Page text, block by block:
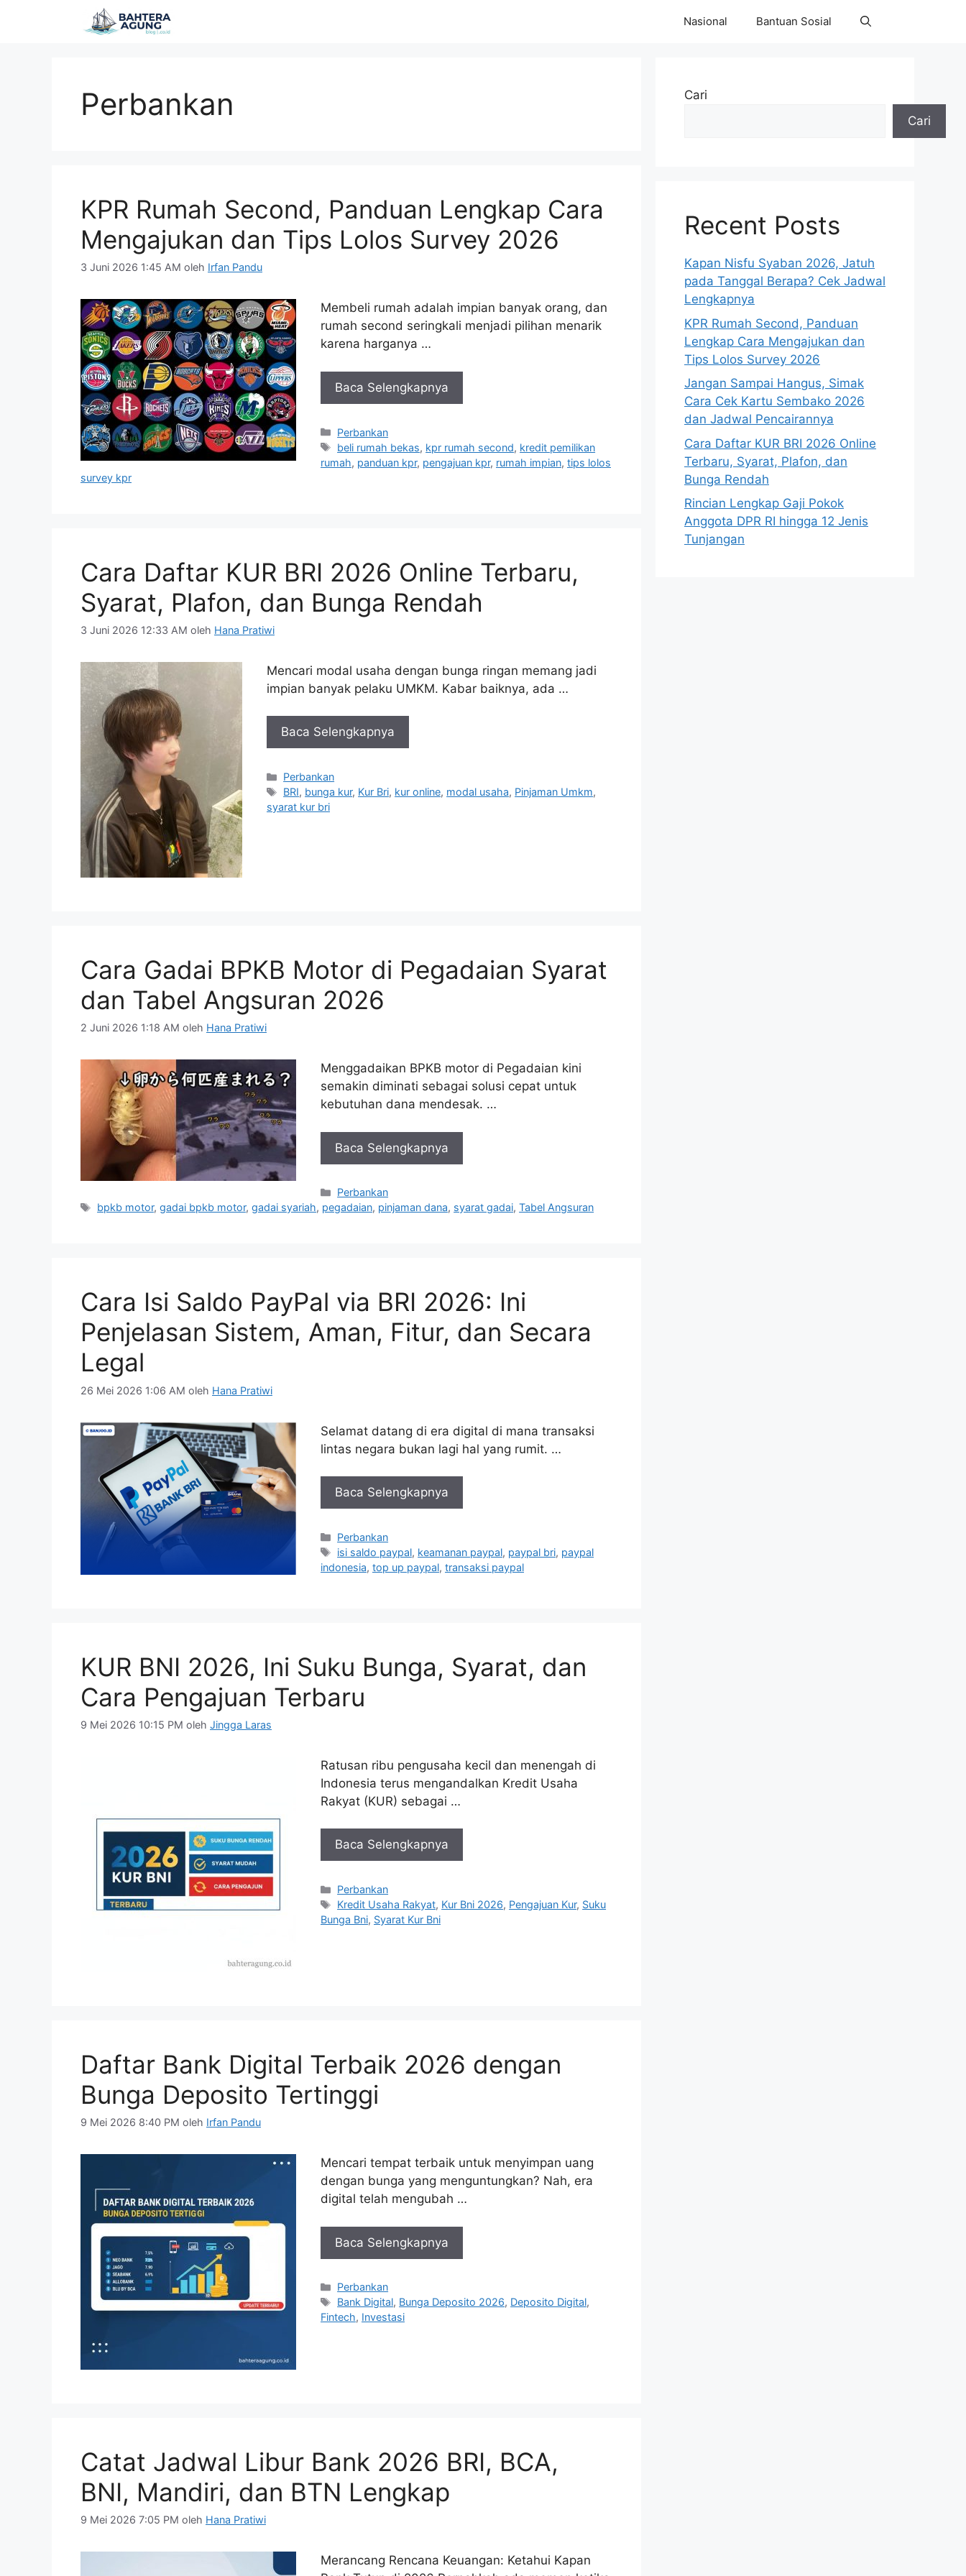
Nasional Bantuan Sosial
Perbankan
KPR Rumah Second, Panduan Lengkap Cara
Mengajukan dan Tips Lolos Survey 2026
3 Juni 2026 1:45 AM oleh Irfan Pandu
Membeli rumah adalah impian banyak orang, dan
rumah second seringkali menjadi pilihan menarik
karena harganya …
Baca Selengkapnya
Kategori
Perbankan
Tag
beli rumah bekas, kpr rumah second, kredit pemilikan
rumah, panduan kpr, pengajuan kpr, rumah impian, tips lolos
survey kpr
Cara Daftar KUR BRI 2026 Online Terbaru,
Syarat, Plafon, dan Bunga Rendah
3 Juni 2026 12:33 AM oleh Hana Pratiwi
Mencari modal usaha dengan bunga ringan memang jadi
impian banyak pelaku UMKM. Kabar baiknya, ada …
Baca Selengkapnya
Kategori
Perbankan
Tag
BRI, bunga kur, Kur Bri, kur online, modal usaha, Pinjaman Umkm,
syarat kur bri
Cara Gadai BPKB Motor di Pegadaian Syarat
dan Tabel Angsuran 2026
2 Juni 2026 1:18 AM oleh Hana Pratiwi
Menggadaikan BPKB motor di Pegadaian kini
semakin diminati sebagai solusi cepat untuk
kebutuhan dana mendesak. …
Baca Selengkapnya
Kategori
Perbankan
Tag
bpkb motor,gadai bpkb motor,gadai syariah, pegadaian, pinjaman dana, syarat gadai,Tabel Angsuran
Cara Isi Saldo PayPal via BRI 2026: Ini
Penjelasan Sistem, Aman, Fitur, dan Secara
Legal
26 Mei 2026 1:06 AM oleh Hana Pratiwi
Selamat datang di era digital di mana transaksi
lintas negara bukan lagi hal yang rumit. …
Baca Selengkapnya
Kategori
Perbankan
Tag
isi saldo paypal, keamanan paypal, paypal bri, paypal
indonesia, top up paypal, transaksi paypal
KUR BNI 2026, Ini Suku Bunga, Syarat, dan
Cara Pengajuan Terbaru
9 Mei 2026 10:15 PM oleh Jingga Laras
Ratusan ribu pengusaha kecil dan menengah di
Indonesia terus mengandalkan Kredit Usaha
Rakyat (KUR) sebagai …
Baca Selengkapnya
Kategori
Perbankan
Tag
Kredit Usaha Rakyat, Kur Bni 2026, Pengajuan Kur, Suku
Bunga Bni, Syarat Kur Bni
Daftar Bank Digital Terbaik 2026 dengan
Bunga Deposito Tertinggi
9 Mei 2026 8:40 PM oleh Irfan Pandu
Mencari tempat terbaik untuk menyimpan uang
dengan bunga yang menguntungkan? Nah, era
digital telah mengubah …
Baca Selengkapnya
Kategori
Perbankan
Tag
Bank Digital, Bunga Deposito 2026, Deposito Digital,
Fintech, Investasi
Catat Jadwal Libur Bank 2026 BRI, BCA,
BNI, Mandiri, dan BTN Lengkap
9 Mei 2026 7:05 PM oleh Hana Pratiwi
Merancang Rencana Keuangan: Ketahui Kapan
Cari
Cari
Recent Posts
Kapan Nisfu Syaban 2026, Jatuh
pada Tanggal Berapa? Cek Jadwal
Lengkapnya
KPR Rumah Second, Panduan
Lengkap Cara Mengajukan dan
Tips Lolos Survey 2026
Jangan Sampai Hangus, Simak
Cara Cek Kartu Sembako 2026
dan Jadwal Pencairannya
Cara Daftar KUR BRI 2026 Online
Terbaru, Syarat, Plafon, dan
Bunga Rendah
Rincian Lengkap Gaji Pokok
Anggota DPR RI hingga 12 Jenis
Tunjangan